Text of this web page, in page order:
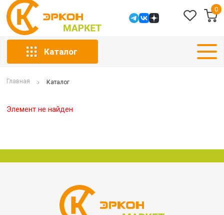
0
Каталог
Главная Каталог
Элемент не найден